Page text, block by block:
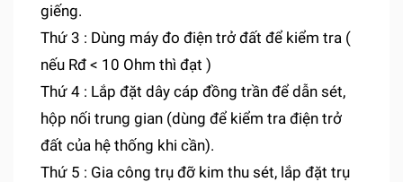
giếng.
Thứ 3 : Dùng máy đo điện trở đất để kiểm tra (
nếu Rđ < 10 Ohm thì đạt )
Thứ 4 : Lắp đặt dây cáp đồng trần để dẫn sét,
hộp nối trung gian (dùng để kiểm tra điện trở
đất của hệ thống khi cần).
Thứ 5 : Gia công trụ đỡ kim thu sét, lắp đặt trụ